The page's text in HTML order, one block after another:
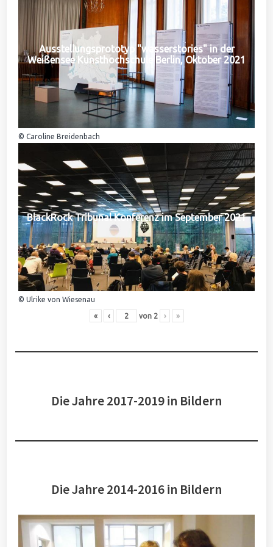
Ausstellungsprototyp "wasserstories" in der
Weißensee Kunsthochschule Berlin, Oktober 2021
© Caroline Breidenbach
BlackRock Tribunal Konferenz im September 2021
© Ulrike von Wiesenau
« ‹ von 2 › »
Die Jahre 2017-2019 in Bildern
Die Jahre 2014-2016 in Bildern